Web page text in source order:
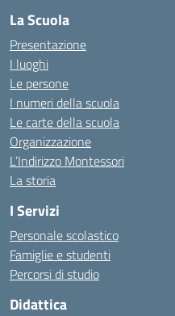
La Scuola
Presentazione
I luoghi
Le persone
I numeri della scuola
Le carte della scuola
Organizzazione
L’Indirizzo Montessori
La storia
I Servizi
Personale scolastico
Famiglie e studenti
Percorsi di studio
Didattica